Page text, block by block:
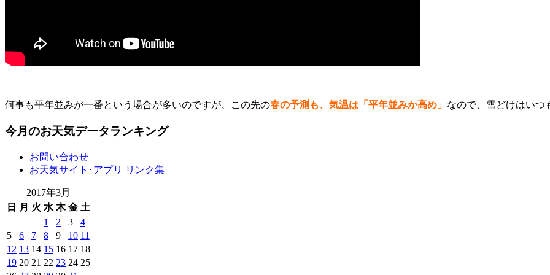
何事も平年並みが一番という場合が多いのですが、この先の春の予測も、気温は「平年並みか高め」 なので、雪どけはいつ
今月のお天気データランキング
お問い合わせ
お天気サイト･アプリ リンク集
2017年3月
日
月 火 水 木 金 土
1
2 3
4
5
6 7 8 9 10 11
12 13 14 15 16 17 18
19 20 21 22 23 24 25